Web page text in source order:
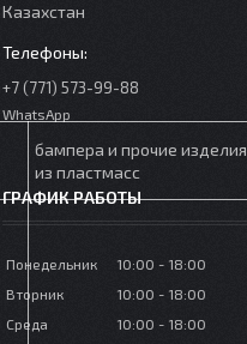
бампера и прочие изделия
из пластмасс
Казахстан
+7 (771) 573-99-88
WhatsApp
ГРАФИК РАБОТЫ
Понедельник 10:00
18:00
Вторник
10:00
18:00
Среда
10:00
18:00